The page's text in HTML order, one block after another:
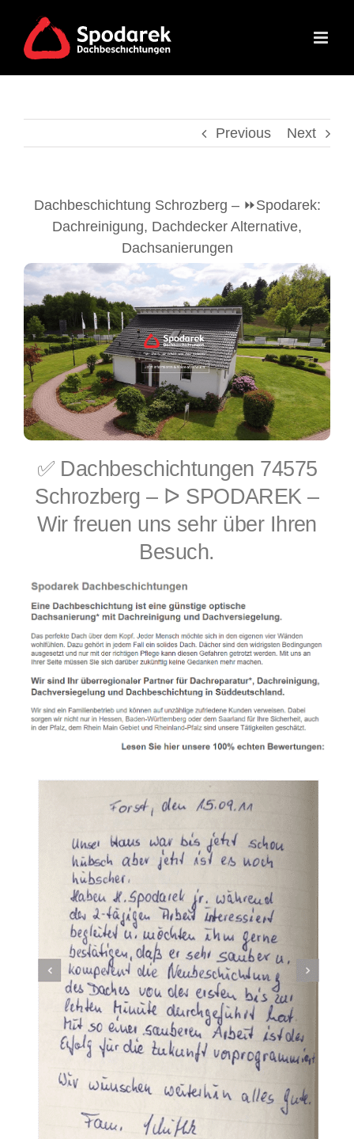
content
Previous Next
Dachbeschichtung Schrozberg – ⏩Spodarek:
Dachreinigung, Dachdecker Alternative,
Dachsanierungen
✅ Dachbeschichtungen 74575
Schrozberg – ᐅ SPODAREK –
Wir freuen uns sehr über Ihren
Besuch.